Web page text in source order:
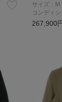
サイズ：M
コンディ
267,900